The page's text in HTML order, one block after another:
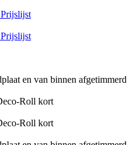
Prijslijst
Prijslijst